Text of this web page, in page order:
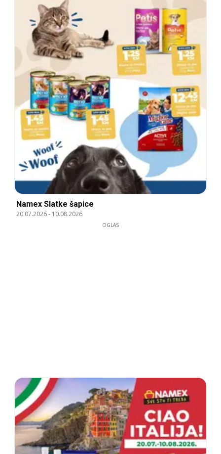
Namex Slatke šapice
20.07.2026- 10.08.2026
OGLAS